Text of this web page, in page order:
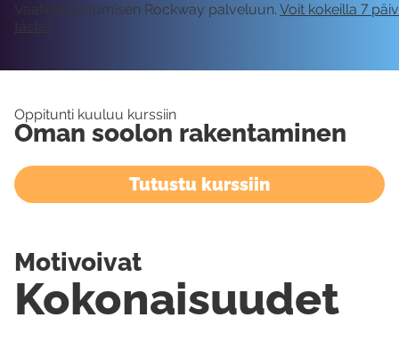
Vaatii kirjautumisen Rockway palveluun. Voit kokeilla 7
tästä!
Oppitunti kuuluu kurssiin
Oman soolon rakentaminen
Tutustu kurssiin
Kokonaisuudet
Motivoivat